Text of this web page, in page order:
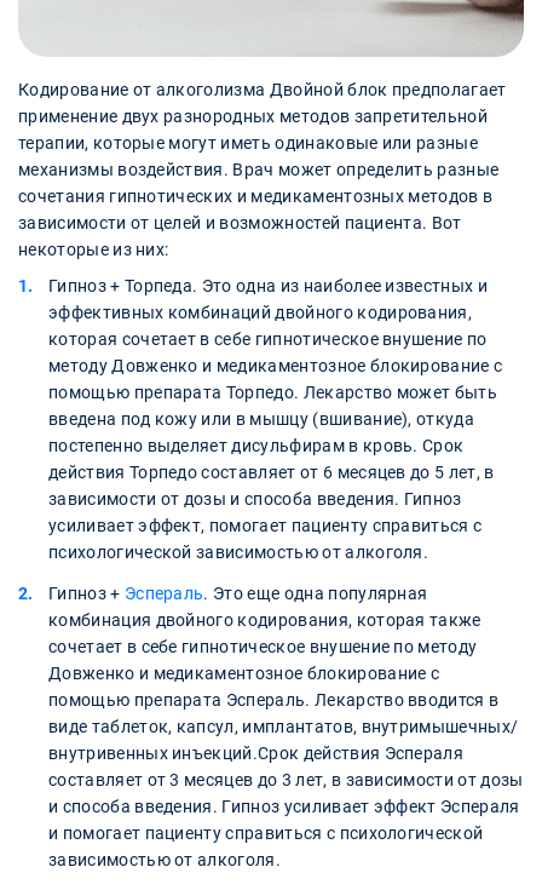
Кодирование от алкоголизма Двойной блок предполагает
применение двух разнородных методов запретительной
терапии, которые могут иметь одинаковые или разные
механизмы воздействия. Врач может определить разные
сочетания гипнотических и медикаментозных методов в
зависимости от целей и возможностей пациента. Вот
некоторые из них:
Гипноз + Торпеда. Это одна из наиболее известных и
эффективных комбинаций двойного кодирования,
которая сочетает в себе гипнотическое внушение по
методу Довженко и медикаментозное блокирование с
помощью препарата Торпедо. Лекарство может быть
введена под кожу или в мышцу (вшивание), откуда
постепенно выделяет дисульфирам в кровь. Срок
действия Торпедо составляет от 6 месяцев до 5 лет, в
зависимости от дозы и способа введения. Гипноз
усиливает эффект, помогает пациенту справиться с
психологической зависимостью от алкоголя.
Гипноз + Эспераль. Это еще одна популярная
комбинация двойного кодирования, которая также
сочетает в себе гипнотическое внушение по методу
Довженко и медикаментозное блокирование с
помощью препарата Эспераль. Лекарство вводится в
виде таблеток, капсул, имплантатов, внутримышечных/
внутривенных инъекций.Срок действия Эспераля
составляет от 3 месяцев до 3 лет, в зависимости от дозы
и способа введения. Гипноз усиливает эффект Эспераля
и помогает пациенту справиться с психологической
зависимостью от алкоголя.